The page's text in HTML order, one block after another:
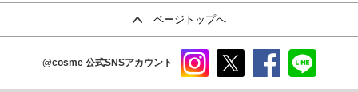
ページトップへ
@cosme 公式SNSアカウント